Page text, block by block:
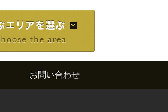
お問い合わせ